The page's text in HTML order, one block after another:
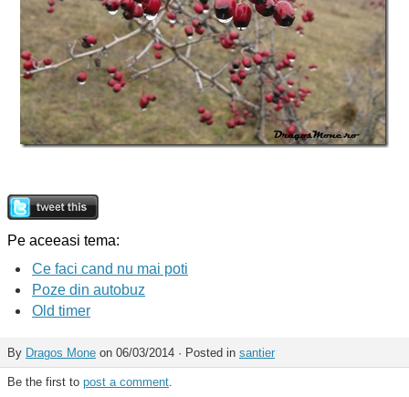
Pe aceeasi tema:
Ce faci cand nu mai poti
Poze din autobuz
Old timer
By Dragos Mone on 06/03/2014 · Posted in santier
Be the first to post a comment.